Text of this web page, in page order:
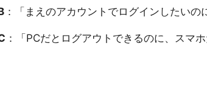
：「まえのアカウントでログインしたいの
：「PCだとログアウトできるのに、スマ